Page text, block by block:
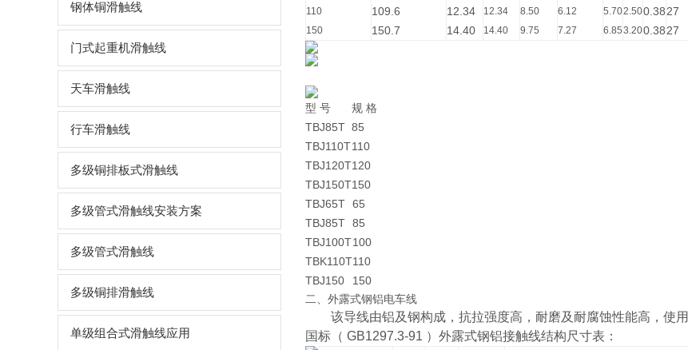
钢体铜滑触线
门式起重机滑触线
天车滑触线
行车滑触线
多级铜排板式滑触线
多级管式滑触线安装方案
多级管式滑触线
多级铜排滑触线
单级组合式滑触线应用
110
150
109.6
150.7
12.34
14.40
12.34
14.40
8.50
9.75
6.12
7.27
5.70
6.85
2.50
3.20
0.38
0.38
27
27
型 号
规 格
TBJ85T 85
TBJ110T110
TBJ120T120
TBJ150T150
TBJ65T 65
TBJ85T 85
TBJ100T100
TBK110T110
TBJ150
150
二、外露式钢铝电车线
该导线由铝及钢构成，抗拉强度高，耐磨及耐腐蚀性能高，使用
国标（ GB1297.3-91 ）外露式钢铝接触线结构尺寸表：